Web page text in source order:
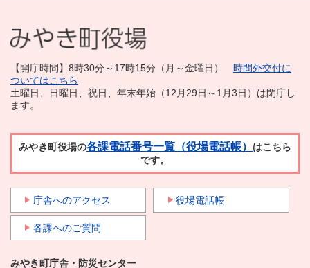
【開庁時間】8時30分～17時15分（月～金曜日） 時間外交付に
ついてはこちら
土曜日、日曜日、祝日、年末年始（12月29日～1月3日）は閉庁し
ます。
みやき町役場の各課電話番号一覧（役場電話帳） はこちら
です。
庁舎へのアクセス 役場電話帳
各課へのご質問
みやき町庁舎・防災センター